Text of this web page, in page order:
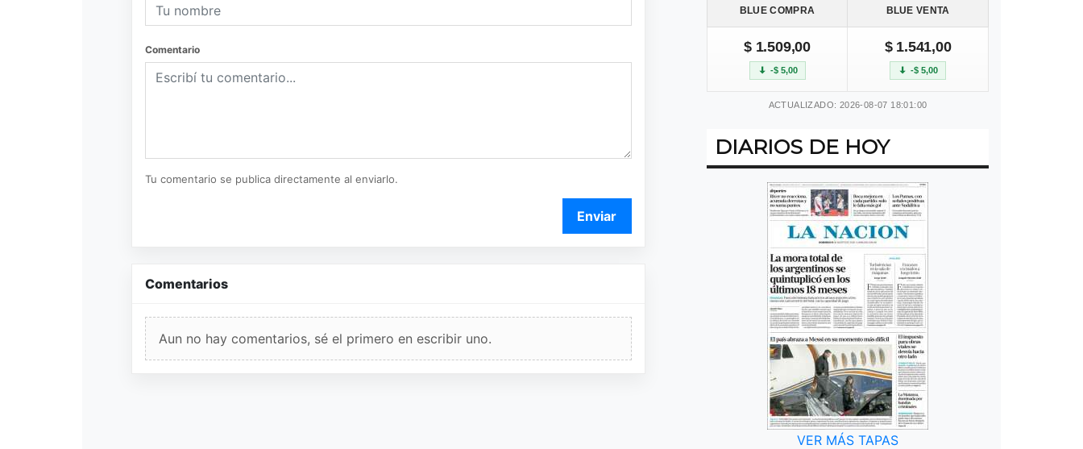
Comentario
Tu comentario se publica directamente al enviarlo.
Enviar
Comentarios
Aun no hay comentarios, sé el primero en escribir uno.
BLUE COMPRA BLUE VENTA
$ 1.509,00
-$ 5,00
$ 1.541,00
-$ 5,00
ACTUALIZADO: 2026-08-07 18:01:00
DIARIOS DE HOY
VER MÁS TAPAS